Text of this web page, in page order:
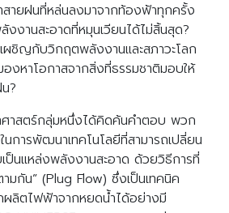
ายฝนที่หล่นลงมาจากท้องฟ้าทุกครั้ง
งงานสะอาดที่หมุนเวียนได้ไม่สิ้นสุด?
ผชิญกับวิกฤตพลังงานและสภาวะโลก
องหาโอกาสจากสิ่งที่ธรรมชาติมอบให้
?
าสตร์กลุ่มหนึ่งได้คิดค้นคำตอบ พวก
ในการพัฒนาเทคโนโลยีที่สามารถเปลี่ยน
ป็นแหล่งพลังงานสะอาด ด้วยวิธีการที่
ามกัน” (Plug Flow) ซึ่งเป็นเทคนิค
ผลิตไฟฟ้าจากหยดน้ำได้อย่างมี